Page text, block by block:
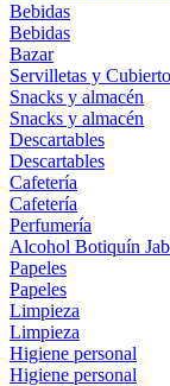
Bebidas
Bebidas
Bazar
Servilletas y
Snacks y almacén
Snacks y almacén
Descartables
Descartables
Cafetería
Cafetería
Perfumería
Alcohol Botiquín
Papeles
Papeles
Limpieza
Limpieza
Higiene personal
Higiene personal